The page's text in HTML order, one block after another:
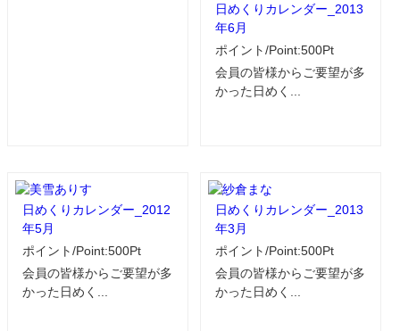
日めくりカレンダー_2013
年6月
ポイント/Point:500Pt
会員の皆様からご要望が多
かった日めく...
日めくりカレンダー_2012
年5月
ポイント/Point:500Pt
会員の皆様からご要望が多
かった日めく...
日めくりカレンダー_2013
年3月
ポイント/Point:500Pt
会員の皆様からご要望が多
かった日めく...